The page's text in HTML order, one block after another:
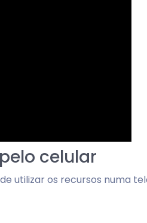
celular
utilizar os recursos numa